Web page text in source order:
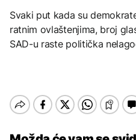
Svaki put kada su
ratnim ovlaštenjima, broj
SAD-u raste politička